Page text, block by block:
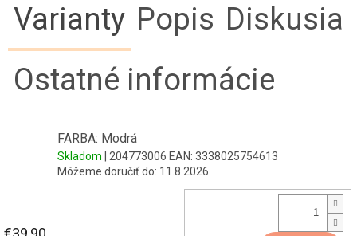
Varianty Popis Diskusia
Ostatné informácie
FARBA: Modrá
Skladom | 204773006 EAN: 3338025754613
Môžeme doručiť do: 11.8.2026